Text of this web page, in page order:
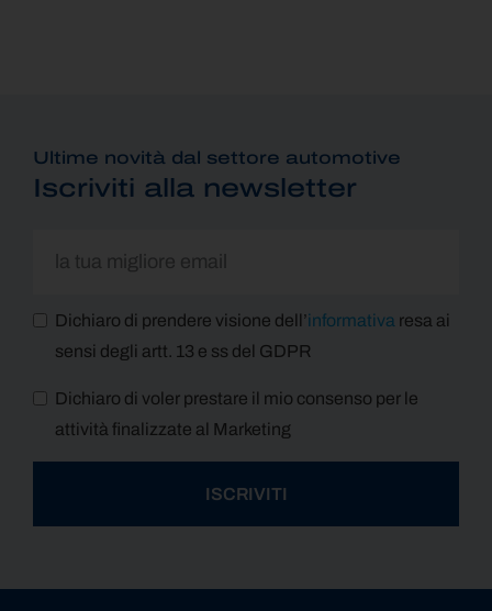
Ultime novità dal settore automotive
Iscriviti alla newsletter
Dichiaro di prendere visione dell’informativa resa ai
sensi degli artt. 13 e ss del GDPR
Dichiaro di voler prestare il mio consenso per le
attività finalizzate al Marketing
ISCRIVITI